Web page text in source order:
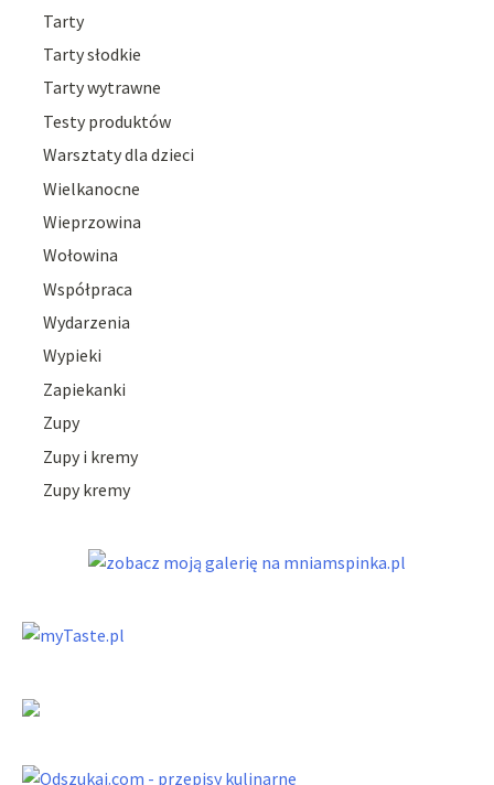
Tarty
Tarty słodkie
Tarty wytrawne
Testy produktów
Warsztaty dla dzieci
Wielkanocne
Wieprzowina
Wołowina
Współpraca
Wydarzenia
Wypieki
Zapiekanki
Zupy
Zupy i kremy
Zupy kremy